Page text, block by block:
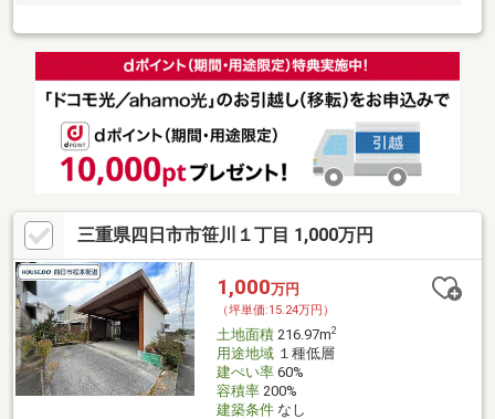
三重県四日市市笹川１丁目 1,000万円
1,000万円
（坪単価:15.24万円）
土地面積216.97m2
用途地域１種低層
建ぺい率60%
容積率200%
建築条件なし